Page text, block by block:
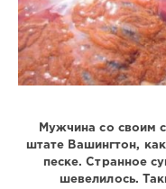
Мужчина со своим
штате Вашингтон,
песке. Странное
шевелилось.